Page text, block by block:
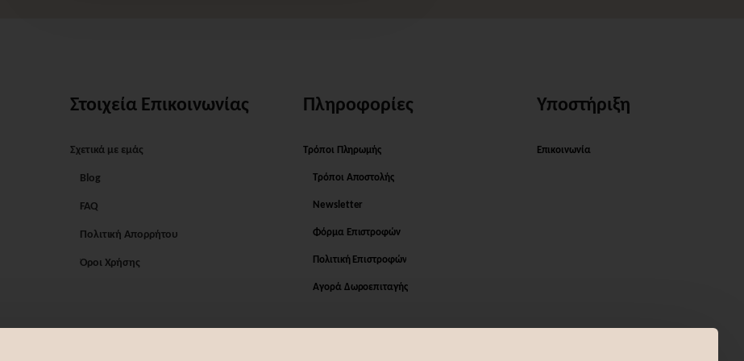
Στοιχεία Επικοινωνίας
Σχετικά με εμάς
Blog
FAQ
Πολιτική Απορρήτου
Όροι Χρήσης
Πληροφορίες
Τρόποι Πληρωμής
Τρόποι Αποστολής
Newsletter
Φόρμα Επιστροφών
Πολιτική Επιστροφών
Αγορά Δωροεπιταγής
Υποστήριξη
Επικοινωνία